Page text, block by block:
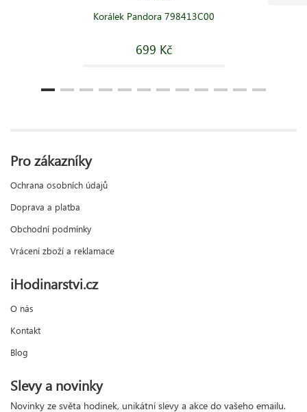
Korálek Pandora 798413C00
699 Kč
Pro zákazníky
Ochrana osobních údajů
Doprava a platba
Obchodní podmínky
Vrácení zboží a reklamace
iHodinarstvi.cz
O nás
Kontakt
Blog
Slevy a novinky
Novinky ze světa hodinek, unikátní slevy a akce do vašeho emailu.